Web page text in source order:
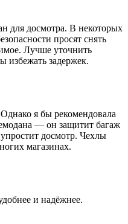
для досмотра. В некоторых
просят снять
Лучше уточнить
избежать задержек.
я бы рекомендовала
— он защитит багаж
досмотр. Чехлы
магазинах.
и надёжнее.